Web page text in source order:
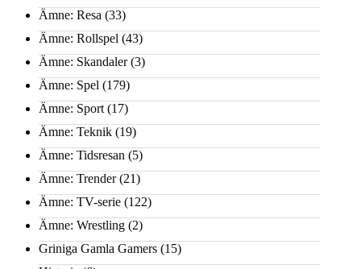
Ämne: Resa (33)
Ämne: Rollspel (43)
Ämne: Skandaler(3)
Ämne: Spel (179)
Ämne: Sport (17)
Ämne: Teknik (19)
Ämne: Tidsresan (5)
Ämne: Trender(21)
Ämne: TV-serie (122)
Ämne: Wrestling (2)
Griniga Gamla Gamers (15)